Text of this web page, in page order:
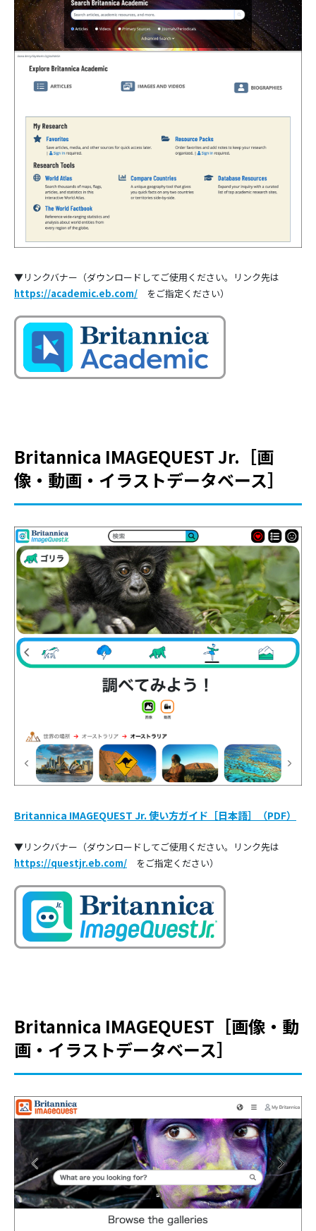
▼リンクバナー（ダウンロードしてご使用ください。リンク先は
https://academic.eb.com/ をご指定ください）
Britannica IMAGEQUEST Jr.［画
像・動画・イラストデータベース］
Britannica IMAGEQUEST Jr. 使い方ガイド［日本語］（PDF）
▼リンクバナー（ダウンロードしてご使用ください。リンク先は
https://questjr.eb.com/ をご指定ください）
Britannica IMAGEQUEST［画像・動
画・イラストデータベース］